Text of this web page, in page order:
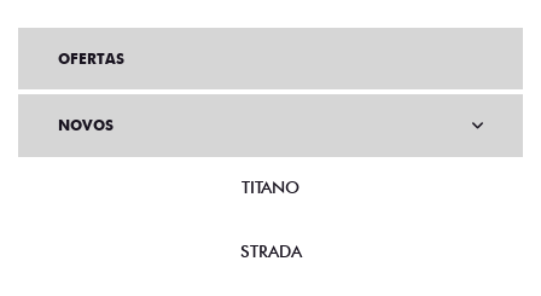
OFERTAS
NOVOS
TITANO
STRADA